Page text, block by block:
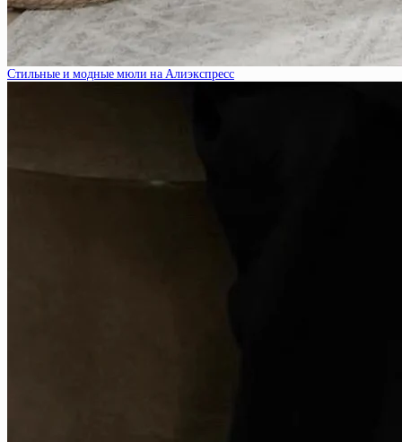
Стильные и модные мюли на Алиэкспресс